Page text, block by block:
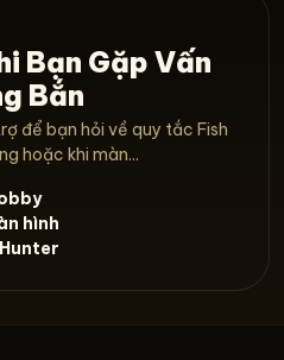
Bạn Gặp Vấn
Bắn
để bạn hỏi về quy tắc Fish
hoặc khi màn...
hình